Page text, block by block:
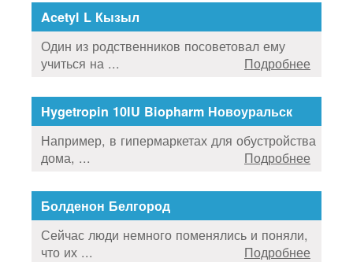
Acetyl L Кызыл
Один из родственников посоветовал ему
учиться на ...
Подробнее
Hygetropin 10IU Biopharm Новоуральск
Например, в гипермаркетах для обустройства
дома, ...
Подробнее
Болденон Белгород
Сейчас люди немного поменялись и поняли,
что их ...
Подробнее